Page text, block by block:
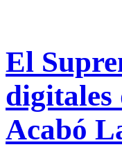
El
digitales
Acabó